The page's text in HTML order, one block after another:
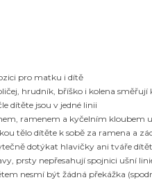
pro matku i dítě
hrudník, bříško i kolena směřují
dítěte jsou v jedné linii
ramenem a kyčelním kloubem
tělo dítěte k sobě za ramena a
dotýkat hlavičky ani tváře
prsty nepřesahují spojnici ušní
nesmí být žádná překážka